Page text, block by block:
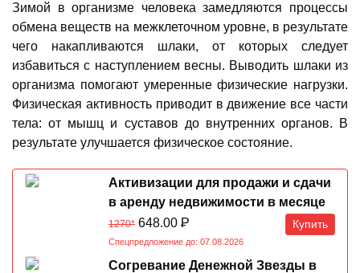
Зимой в организме человека замедляются процессы
обмена веществ на межклеточном уровне, в результате
чего накапливаются шлаки, от которых следует
избавиться с наступлением весны. Выводить шлаки из
организма помогают умеренные физические нагрузки.
Физическая активность приводит в движение все части
тела: от мышц и суставов до внутренних органов. В
результате улучшается физическое состояние.
Активизации для продажи и сдачи
в аренду недвижимости в месяце
Обезьяны 07.08-07.09.2026
1270* 648.00 Р Купить
Спецпредложение до: 07.08.2026
Согревание Денежной Звезды в